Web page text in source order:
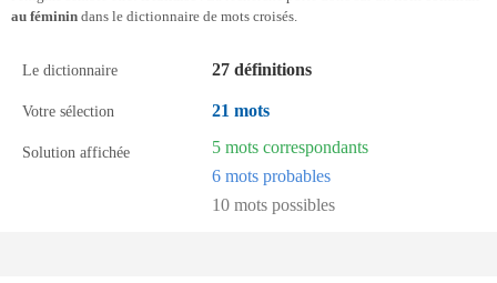
au féminin dans le dictionnaire de mots croisés.
Le dictionnaire 27 définitions
Votre sélection 21 mots
Solution affichée
5 mots correspondants
6 mots probables
10 mots possibles